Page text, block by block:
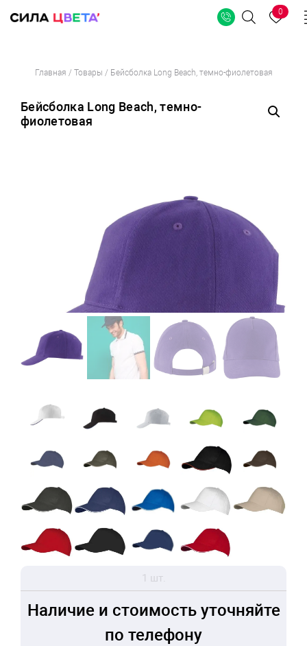
Перейти
содержимому
Поиск
0
Главная / Товары / Бейсболка Long Beach, темно-фиолетовая
Бейсболка Long Beach, темно-
фиолетовая
1 шт.
Наличие и стоимость уточняйте
по телефону